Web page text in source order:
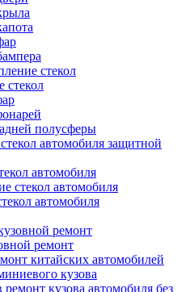
стекол
стекол
полусферы
автомобиля защитной
автомобиля
стекол автомобиля
автомобиля
ремонт
ремонт
китайских автомобилей
кузова
ремонт кузова автомобиля без